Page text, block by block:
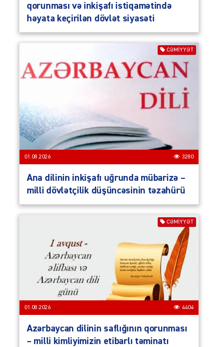
qorunması və inkişafı istiqamətində
həyata keçirilən dövlət siyasəti
CƏMIYYƏT
01.08.2026 3280
Ana dilinin inkişafı uğrunda mübarizə –
milli dövlətçilik düşüncəsinin təzahürü
CƏMIYYƏT
01.08.2026 4404
Azərbaycan dilinin saflığının qorunması
– milli kimliyimizin etibarlı təminatı